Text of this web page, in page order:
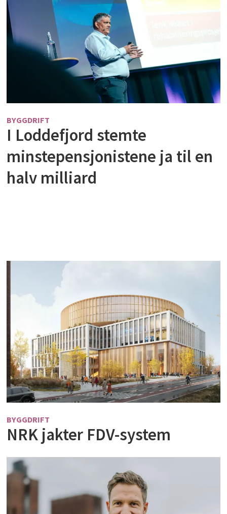
BYGGDRIFT
I Loddefjord stemte
minstepensjonistene ja til en
halv milliard
BYGGDRIFT
NRK jakter FDV-system